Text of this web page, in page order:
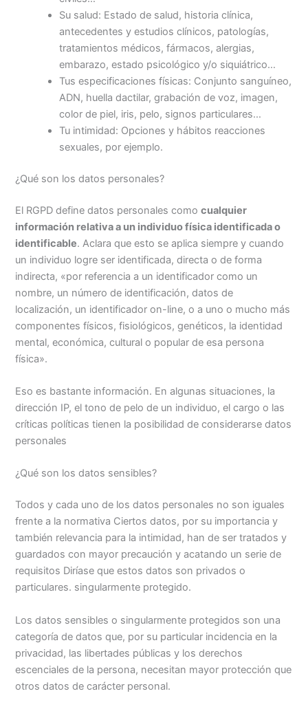
Su salud: Estado de salud, historia clínica,
antecedentes y estudios clínicos, patologías,
tratamientos médicos, fármacos, alergias,
embarazo, estado psicológico y/o siquiátrico…
Tus especificaciones físicas: Conjunto sanguíneo,
ADN, huella dactilar, grabación de voz, imagen,
color de piel, iris, pelo, signos particulares…
Tu intimidad: Opciones y hábitos reacciones
sexuales, por ejemplo.
¿Qué son los datos personales?
El RGPD define datos personales comocualquier
información relativa a un individuo física identificada o
identificable. Aclara que esto se aplica siempre y cuando
un individuo logre ser identificada, directa o de forma
indirecta, «por referencia a un identificador como un
nombre, un número de identificación, datos de
localización, un identificador on-line, o a uno o mucho más
componentes físicos, fisiológicos, genéticos, la identidad
mental, económica, cultural o popular de esa persona
física».
Eso es bastante información. En algunas situaciones, la
dirección IP, el tono de pelo de un individuo, el cargo o las
críticas políticas tienen la posibilidad de considerarse datos
personales
¿Qué son los datos sensibles?
Todos y cada uno de los datos personales no son iguales
frente a la normativa Ciertos datos, por su importancia y
también relevancia para la intimidad, han de ser tratados y
guardados con mayor precaución y acatando un serie de
requisitos Diríase que estos datos son privados o
particulares. singularmente protegido.
Los datos sensibles o singularmente protegidos son una
categoría de datos que, por su particular incidencia en la
privacidad, las libertades públicas y los derechos
escenciales de la persona, necesitan mayor protección que
otros datos de carácter personal.